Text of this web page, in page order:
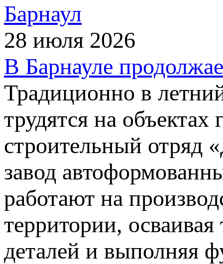
Барнаул
28 июля 2026
В Барнауле
Традиционно в
трудятся на объектах
строительный отряд
завод
работают на
территории,
деталей и выполняя